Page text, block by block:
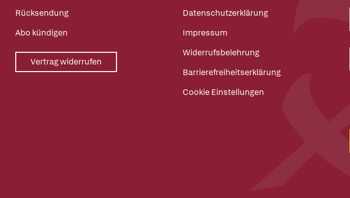
Rücksendung
Abo kündigen
Vertrag widerrufen
Datenschutzerklärung
Impressum
Widerrufsbelehrung
Barrierefreiheitserklärung
Cookie Einstellungen